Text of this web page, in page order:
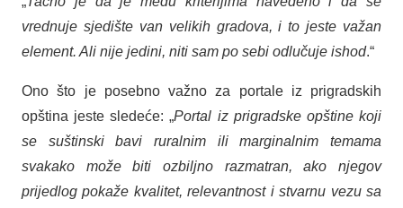
vrednuje sjedište van velikih gradova, i to jeste važan
element. Ali nije jedini, niti sam po sebi odlučuje ishod.“
Ono što je posebno važno za portale iz prigradskih
opština jeste sledeće: „Portal iz prigradske opštine koji
se suštinski bavi ruralnim ili marginalnim temama
svakako može biti ozbiljno razmatran, ako njegov
prijedlog pokaže kvalitet, relevantnost i stvarnu vezu sa